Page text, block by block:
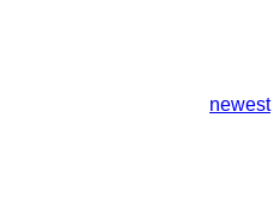
newest